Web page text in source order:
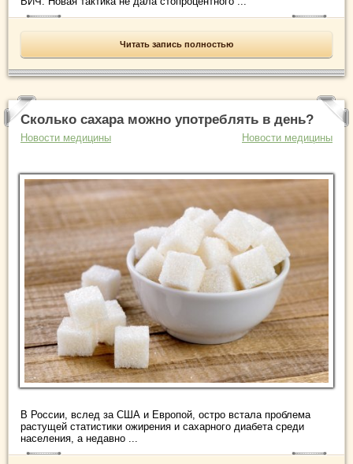
Читать запись полностью
Сколько сахара можно употреблять в день?
Новости медицины Новости медицины
В России, вслед за США и Европой, остро встала проблема
растущей статистики ожирения и сахарного диабета среди
населения, а недавно ...